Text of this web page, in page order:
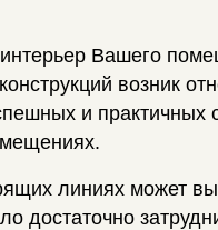
Вашего
возник
и практичных
линиях может
достаточно